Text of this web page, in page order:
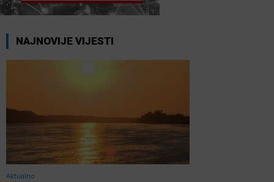
NAJNOVIJE VIJESTI
Aktualno